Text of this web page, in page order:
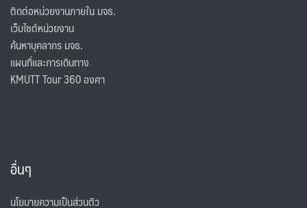
ติดต่อหน่วยงานภายใน มจธ.
เว็บไซต์หน่วยงาน
ค้นหาบุคลากร มจธ.
แผนที่และการเดินทาง
KMUTT Tour 360 องศา
อื่นๆ
นโยบายความเป็นส่วนตัว